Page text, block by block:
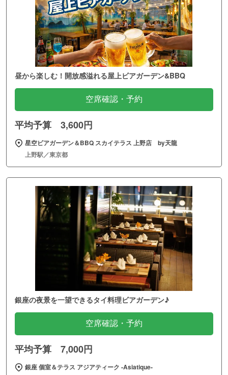
昼から楽しむ！開放感溢れる屋上ビアガーデン&BBQ
空席確認・予約
平均予算 3,600円
星空ビアガーデン＆BBQ スカイテラス 上野店 by天龍
上野駅／東京都
銀座の夜景を一望できるタイ料理ビアガーデン♪
空席確認・予約
平均予算 7,000円
銀座 個室＆テラス アジアティーク ‐Asiatique‐